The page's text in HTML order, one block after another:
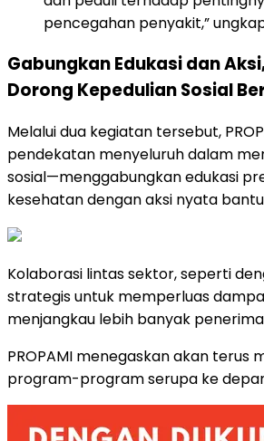
pencegahan penyakit,”
Gabungkan Edukasi dan Aksi,
Dorong Kepedulian Sosial
Melalui dua kegiatan tersebut,
pendekatan menyeluruh dalam
sosial—menggabungkan edukasi
kesehatan dengan aksi nyata
Kolaborasi lintas sektor, seperti
strategis untuk memperluas
menjangkau lebih banyak
PROPAMI menegaskan akan terus
program-program serupa ke